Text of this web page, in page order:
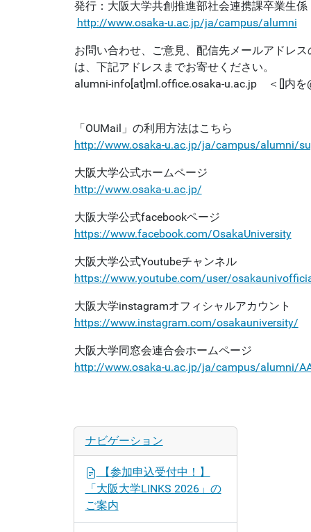
発行：大阪大学共創推進部社会連携課卒業生係
http://www.osaka-u.ac.jp/ja/campus/alumni
お問い合わせ、ご意見、配信先メールアドレ
は、下記アドレスまでお寄せください。
alumni-info[at]ml.office.osaka-u.ac.jp ＜[]内を
「OUMail」の利用方法はこちら
http://www.osaka-u.ac.jp/ja/campus/alumni/
大阪大学公式ホームページ
http://www.osaka-u.ac.jp/
大阪大学公式facebookページ
https://www.facebook.com/OsakaUniversity
大阪大学公式Youtubeチャンネル
https://www.youtube.com/user/
大阪大学instagramオフィシャルアカウント
https://www.instagram.com/osakauniversity/
大阪大学同窓会連合会ホームページ
http://www.osaka-u.ac.jp/ja/campus/alumni/
ナビゲーション
【参加申込受付中！】
「大阪大学LINKS 2026」の
ご案内